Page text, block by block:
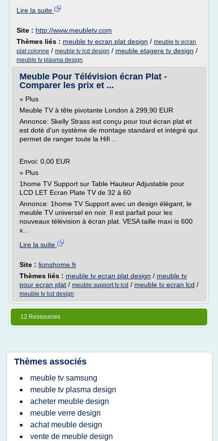
Lire la suite
Site : http://www.meubletv.com
Thèmes liés : meuble tv ecran plat design / meuble tv ecran
plat colonne / meuble tv lcd design / meuble etagere tv design /
meuble tv plasma design
Meuble Pour Télévision écran Plat -
Comparer les prix et ...
» Plus
Meuble TV à tête pivotante London à 299,90 EUR
Annonce: Skelly Strass est conçu pour tout écran plat et
est doté d'un système de montage standard et intégré qui
permet de ranger toute la Hifi ...
Envoi: 0,00 EUR
» Plus
1home TV Support sur Table Hauteur Adjustable pour
LCD LET Ecran Plate TV de 32 à 60
Annonce: 1home TV Support avec un design élégant, le
meuble TV universel en noir. Il est parfait pour les
nouveaux télévision à écran plat. VESA taille maxi is 600
x...
Lire la suite
Site : lionshome.fr
Thèmes liés : meuble tv ecran plat design / meuble tv
pour ecran plat / meuble support tv lcd / meuble tv ecran lcd /
meuble tv lcd design
12 Ressources
Thèmes associés
meuble tv samsung
meuble tv plasma design
acheter meuble design
meuble verre design
achat meuble design
vente de meuble design